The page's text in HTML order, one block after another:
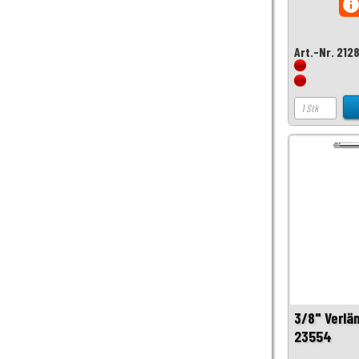
Art.-Nr.
3/8"
23554